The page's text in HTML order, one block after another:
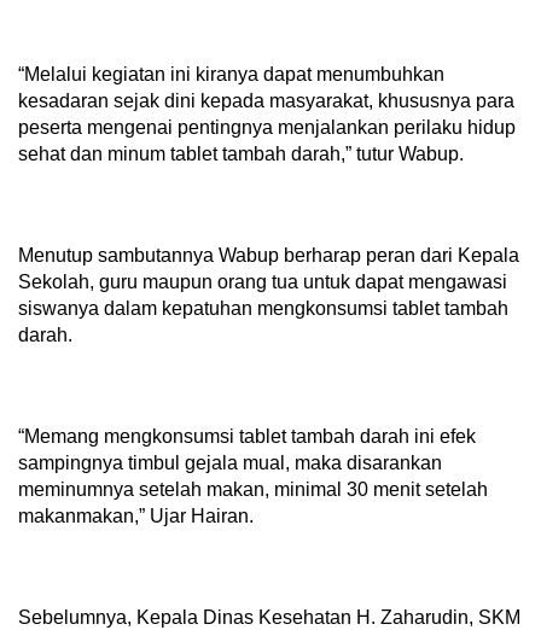
“Melalui kegiatan ini kiranya dapat menumbuhkan
kesadaran sejak dini kepada masyarakat, khususnya para
peserta mengenai pentingnya menjalankan perilaku hidup
sehat dan minum tablet tambah darah,” tutur Wabup.
Menutup sambutannya Wabup berharap peran dari Kepala
Sekolah, guru maupun orang tua untuk dapat mengawasi
siswanya dalam kepatuhan mengkonsumsi tablet tambah
darah.
“Memang mengkonsumsi tablet tambah darah ini efek
sampingnya timbul gejala mual, maka disarankan
meminumnya setelah makan, minimal 30 menit setelah
makanmakan,” Ujar Hairan.
Sebelumnya, Kepala Dinas Kesehatan H. Zaharudin, SKM